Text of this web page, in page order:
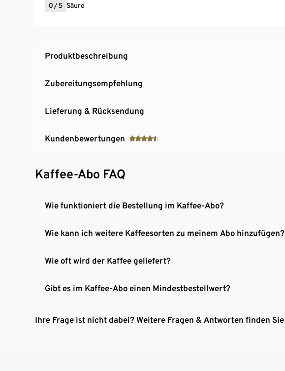
0 /5 Säure
Produktbeschreibung
Zubereitungsempfehlung
Lieferung & Rücksendung
Kundenbewertungen
Kaffee-Abo FAQ
Wie funktioniert die Bestellung im Kaffee-Abo?
Wie kann ich weitere Kaffeesorten zu meinem Abo hinzufügen?
Wie oft wird der Kaffee geliefert?
Gibt es im Kaffee-Abo einen Mindestbestellwert?
Ihre Frage ist nicht dabei? Weitere Fragen & Antworten finden Sie